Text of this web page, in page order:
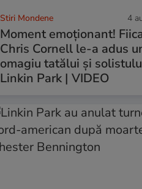
Stiri Mondene 4
Moment emoționant!
Chris Cornell le-a adus
omagiu tatălui și
Linkin Park | VIDEO